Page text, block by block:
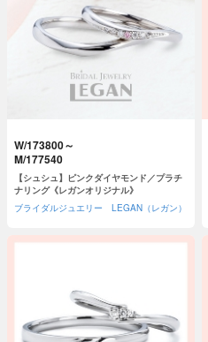
W/173800～
M/177540
【シュシュ】ピンクダイヤモンド／プラチ
ナリング《レガンオリジナル》
ブライダルジュエリー LEGAN（レガン）